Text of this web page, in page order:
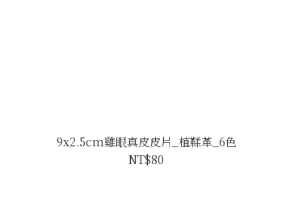
9x2.5cm雞眼真皮皮片_植鞣革_6色
NT$80